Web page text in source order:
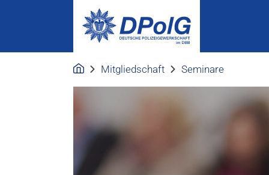
Mitgliedschaft Seminare